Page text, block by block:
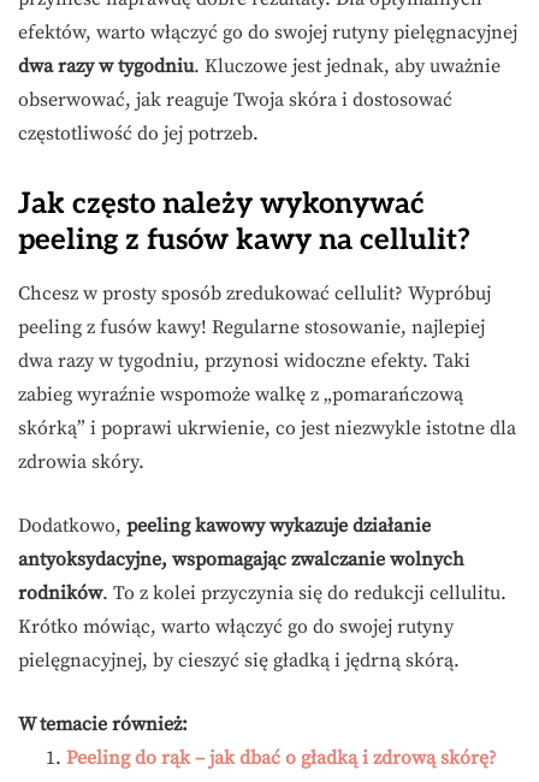
efektów, warto włączyć go do swojej rutyny pielęgnacyjnej
dwa razy w tygodniu. Kluczowe jest jednak, aby uważnie
obserwować, jak reaguje Twoja skóra i dostosować
częstotliwość do jej potrzeb.
Jak często należy wykonywać
peeling z fusów kawy na cellulit?
Chcesz w prosty sposób zredukować cellulit? Wypróbuj
peeling z fusów kawy! Regularne stosowanie, najlepiej
dwa razy w tygodniu, przynosi widoczne efekty. Taki
zabieg wyraźnie wspomoże walkę z „pomarańczową
skórką” i poprawi ukrwienie, co jest niezwykle istotne dla
zdrowia skóry.
Dodatkowo, peeling kawowy wykazuje działanie
antyoksydacyjne, wspomagając zwalczanie wolnych
rodników. To z kolei przyczynia się do redukcji cellulitu.
Krótko mówiąc, warto włączyć go do swojej rutyny
pielęgnacyjnej, by cieszyć się gładką i jędrną skórą.
W temacie również:
Peeling do rąk – jak dbać o gładką i zdrową skórę?